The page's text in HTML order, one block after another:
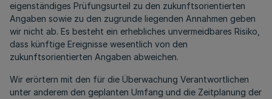
eigenständiges Prüfungsurteil zu den zukunftsorientierten
Angaben sowie zu den zugrunde liegenden Annahmen geben
wir nicht ab. Es besteht ein erhebliches unvermeidbares Risiko,
dass künftige Ereignisse wesentlich von den
zukunftsorientierten Angaben abweichen.
Wir erörtern mit den für die Überwachung Verantwortlichen
unter anderem den geplanten Umfang und die Zeitplanung der